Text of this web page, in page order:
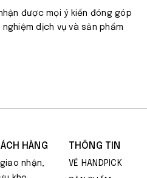
được mọi ý kiến đóng góp
dịch vụ và sản phẩm
HÀNG
nhận,
THÔNG TIN
VỀ HANDPICK